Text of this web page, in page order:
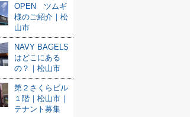
OPEN ツムギ
様のご紹介｜松
山市
NAVY BAGELS
はどこにある
の？｜松山市
第２さくらビル
１階｜松山市｜
テナント募集